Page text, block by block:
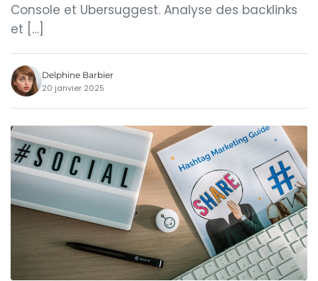
Console et Ubersuggest. Analyse des backlinks
et […]
Delphine Barbier
20 janvier 2025